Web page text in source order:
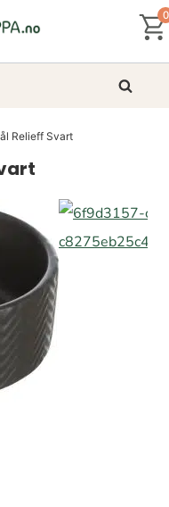
0
Søk
Relieff Svart